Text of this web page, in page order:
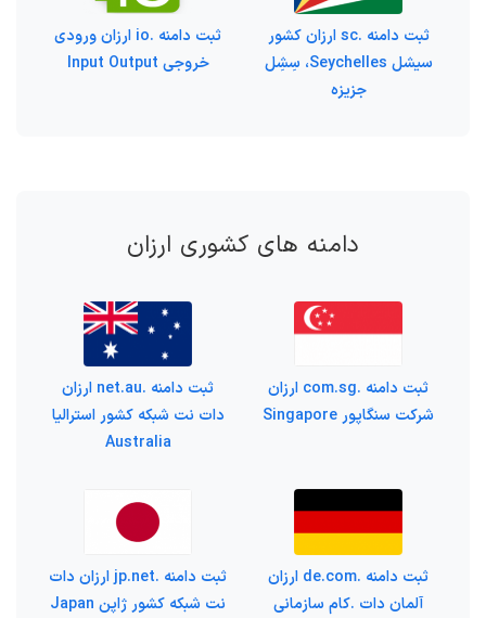
ثبت دامنه .sc ارزان کشور
سیشل Seychelles، سِشِل
جزیزه
ثبت دامنه .io ارزان ورودی
خروجی Input Output
دامنه های کشوری ارزان
ثبت دامنه .com.sg ارزان
شرکت سنگاپور Singapore
ثبت دامنه .net.au ارزان
دات نت شبکه کشور استرالیا
Australia
ثبت دامنه .de.com ارزان
آلمان دات .کام سازمانی
ثبت دامنه .jp.net ارزان دات
نت شبکه کشور ژاپن Japan